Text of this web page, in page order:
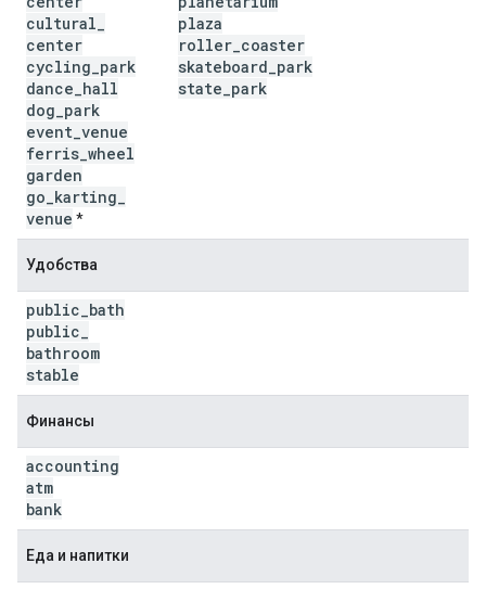
cultural
center
cycling park
dance hall
dog park
event venue
ferris wheel
garden
go karting
venue *
plaza
roller coaster
skateboard park
state park
Удобства
public bath
public
bathroom
stable
Финансы
accounting
atm
bank
Еда и напитки